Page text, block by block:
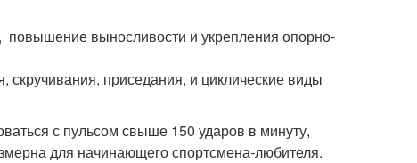
выносливости и укрепления опорно-
приседания, и циклические виды
с пульсом свыше 150 ударов в минуту,
для начинающего спортсмена-любителя.